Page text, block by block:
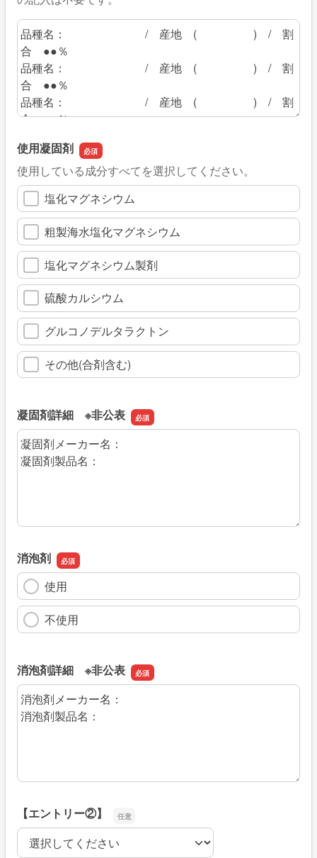
使用大豆の品種名
使用凝固剤
使用している成分すべてを選択してください。
塩化マグネシウム
粗製海水塩化マグネシウム
塩化マグネシウム製剤
硫酸カルシウム
グルコノデルタラクトン
その他(合剤含む)
凝固剤詳細 ※非公表
凝固剤詳細 ※非公表
消泡剤
使用
不使用
消泡剤詳細 ※非公表
消泡剤詳細 ※非公表
【エントリー②】
【エントリー②】